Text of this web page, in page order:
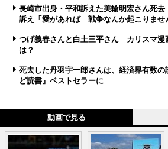
長崎市出身・平和訴えた美輪明宏さん死
訴え「愛があれば 戦争なんか起こりませ
つげ義春さんと白土三平さん カリスマ漫
は？
死去した丹羽宇一郎さんは、経済界有数
ど読書』ベストセラーに
動画で見る